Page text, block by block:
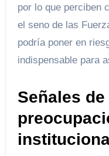
por lo que perciben
el seno de las
podría poner en
indispensable para
Señales